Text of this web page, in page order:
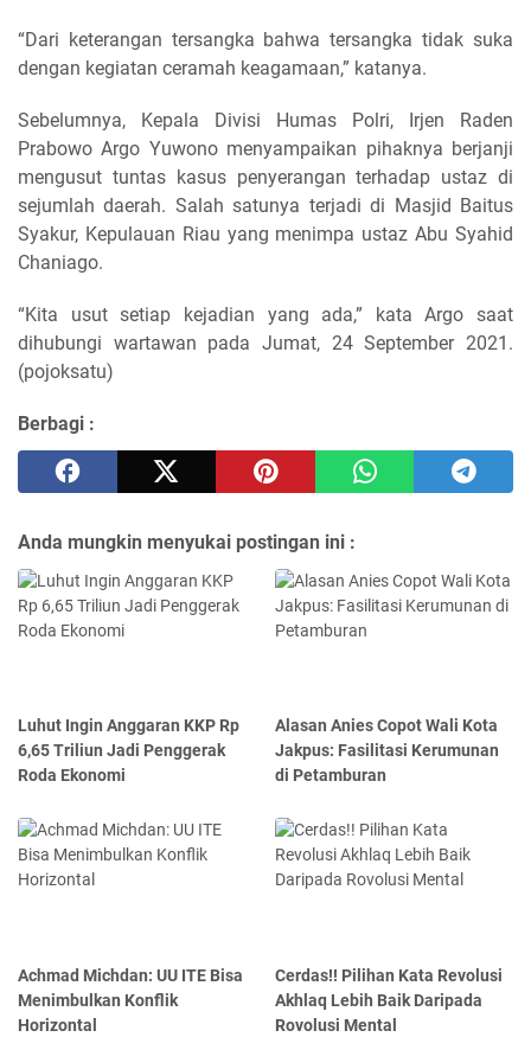
“Dari keterangan tersangka bahwa tersangka tidak suka
dengan kegiatan ceramah keagamaan,” katanya.
Sebelumnya, Kepala Divisi Humas Polri, Irjen Raden
Prabowo Argo Yuwono menyampaikan pihaknya berjanji
mengusut tuntas kasus penyerangan terhadap ustaz di
sejumlah daerah. Salah satunya terjadi di Masjid Baitus
Syakur, Kepulauan Riau yang menimpa ustaz Abu Syahid
Chaniago.
“Kita usut setiap kejadian yang ada,” kata Argo saat
dihubungi wartawan pada Jumat, 24 September 2021.
(pojoksatu)
Berbagi :
Anda mungkin menyukai postingan ini :
Luhut Ingin Anggaran KKP Rp
6,65 Triliun Jadi Penggerak
Roda Ekonomi
Alasan Anies Copot Wali Kota
Jakpus: Fasilitasi Kerumunan
di Petamburan
Achmad Michdan: UU ITE Bisa
Menimbulkan Konflik
Horizontal
Cerdas!! Pilihan Kata Revolusi
Akhlaq Lebih Baik Daripada
Rovolusi Mental